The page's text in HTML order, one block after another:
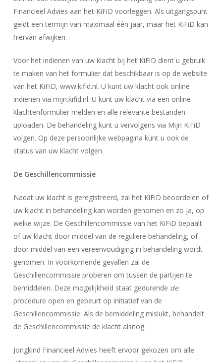
Financieel Advies aan het KiFiD voorleggen. Als uitgangspunt
geldt een termijn van maximaal één jaar, maar het KiFiD kan
hiervan afwijken.
Voor het indienen van uw klacht bij het KiFiD dient u gebruik
te maken van het formulier dat beschikbaar is op de website
van het KiFiD, www.kifid.nl. U kunt uw klacht ook online
indienen via mijn.kifid.nl. U kunt uw klacht via een online
klachtenformulier melden en alle relevante bestanden
uploaden. De behandeling kunt u vervolgens via Mijn KiFiD
volgen. Op deze persoonlijke webpagina kunt u ook de
status van uw klacht volgen.
De Geschillencommissie
Nadat uw klacht is geregistreerd, zal het KiFiD beoordelen of
uw klacht in behandeling kan worden genomen en zo ja, op
welke wijze. De Geschillencommissie van het KiFiD bepaalt
of uw klacht door middel van de reguliere behandeling, of
door middel van een vereenvoudiging in behandeling wordt
genomen. In voorkomende gevallen zal de
Geschillencommissie proberen om tussen de partijen te
bemiddelen. Deze mogelijkheid staat gedurende de
procedure open en gebeurt op initiatief van de
Geschillencommissie. Als de bemiddeling mislukt, behandelt
de Geschillencommissie de klacht alsnog.
Jongkind Financieel Advies heeft ervoor gekozen om alle